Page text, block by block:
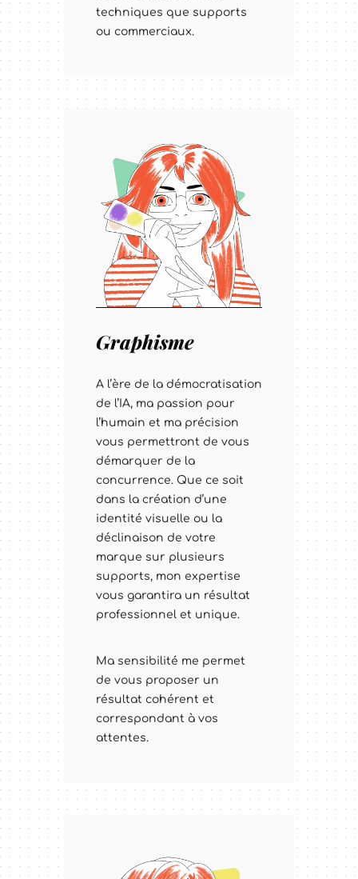
techniques que supports
ou commerciaux.
Graphisme
A l’ère de la démocratisation
de l’IA, ma passion pour
l’humain et ma précision
vous permettront de vous
démarquer de la
concurrence. Que ce soit
dans la création d’une
identité visuelle ou la
déclinaison de votre
marque sur plusieurs
supports, mon expertise
vous garantira un résultat
professionnel et unique.
Ma sensibilité me permet
de vous proposer un
résultat cohérent et
correspondant à vos
attentes.